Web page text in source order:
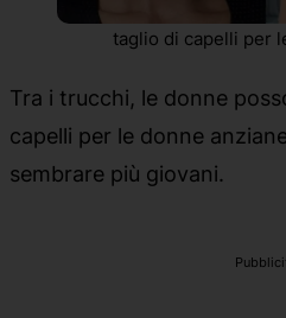
taglio di capelli per
Tra i trucchi, le donne
capelli per le donne
sembrare più giovani.